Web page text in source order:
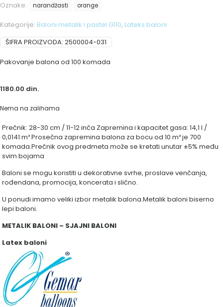
Oznake: narandžasti orange
Kategorije: Baloni metalik i pastel G110, Lateks baloni
ŠIFRA PROIZVODA: 2500004-031
Pakovanje balona od 100 komada
1180.00 din.
Nema na zalihama
Prečnik: 28-30 cm / 11-12 inča Zapremina i kapacitet gasa: 14,1 l /
0,0141 m³ Prosečna zapremina balona za bocu od 10 m³ je 700
komada.Prečnik ovog predmeta može se kretati unutar ±5% među
svim bojama
Baloni se mogu koristiti u dekorativne svrhe, proslave venčanja,
rođendana, promocija, koncerata i slično.
U ponudi imamo veliki izbor metalik balona.Metalik baloni biserno
lepi baloni.
METALIK BALONI – SJAJNI BALONI
Latex baloni